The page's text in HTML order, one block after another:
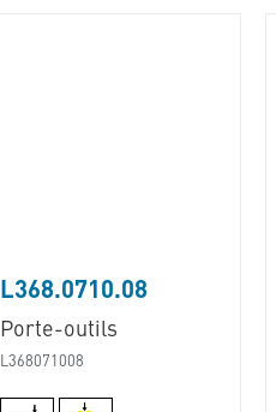
L368.0710.08
Porte-outils
L368071008